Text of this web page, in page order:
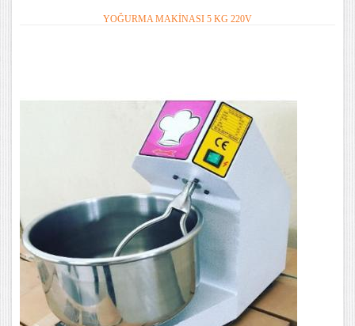
YOĞURMA MAKINASI 5 KG 220V